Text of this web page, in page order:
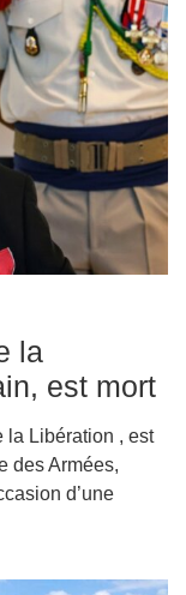
la
est mort
la Libération , est
des Armées,
d’une